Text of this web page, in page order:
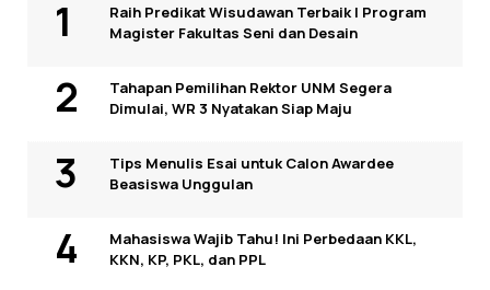
Raih Predikat Wisudawan Terbaik I Program
Magister Fakultas Seni dan Desain
Tahapan Pemilihan Rektor UNM Segera
Dimulai, WR 3 Nyatakan Siap Maju
Tips Menulis Esai untuk Calon Awardee
Beasiswa Unggulan
Mahasiswa Wajib Tahu! Ini Perbedaan KKL,
KKN, KP, PKL, dan PPL